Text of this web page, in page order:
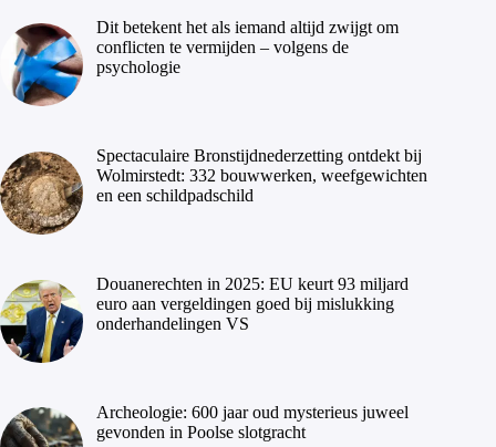
Dit betekent het als iemand altijd zwijgt om
conflicten te vermijden – volgens de
psychologie
Spectaculaire Bronstijdnederzetting ontdekt bij
Wolmirstedt: 332 bouwwerken, weefgewichten
en een schildpadschild
Douanerechten in 2025: EU keurt 93 miljard
euro aan vergeldingen goed bij mislukking
onderhandelingen VS
Archeologie: 600 jaar oud mysterieus juweel
gevonden in Poolse slotgracht